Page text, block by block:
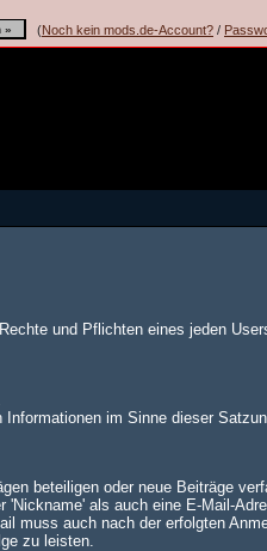
(Noch kein mods.de-Account? /
und Pflichten eines jeden
im Sinne dieser
beteiligen oder neue Beiträge
als auch eine E-Mail-
muss auch nach der erfolgten
zu leisten.